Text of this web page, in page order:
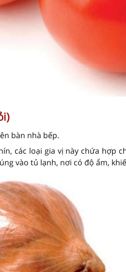
bàn nhà bếp.
các loại gia vị này chứa hợp
vào tủ lạnh, nơi có độ ẩm,